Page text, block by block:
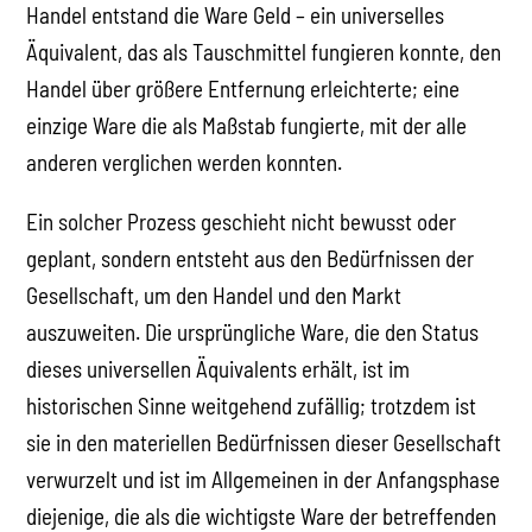
Handel entstand die Ware Geld – ein universelles
Äquivalent, das als Tauschmittel fungieren konnte, den
Handel über größere Entfernung erleichterte; eine
einzige Ware die als Maßstab fungierte, mit der alle
anderen verglichen werden konnten.
Ein solcher Prozess geschieht nicht bewusst oder
geplant, sondern entsteht aus den Bedürfnissen der
Gesellschaft, um den Handel und den Markt
auszuweiten. Die ursprüngliche Ware, die den Status
dieses universellen Äquivalents erhält, ist im
historischen Sinne weitgehend zufällig; trotzdem ist
sie in den materiellen Bedürfnissen dieser Gesellschaft
verwurzelt und ist im Allgemeinen in der Anfangsphase
diejenige, die als die wichtigste Ware der betreffenden